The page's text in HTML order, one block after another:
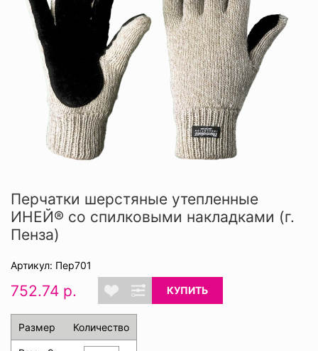
Перчатки шерстяные утепленные
ИНЕЙ® со спилковыми накладками (г.
Пенза)
Артикул: Пер701
752.74 р. КУПИТЬ
Размер Количество